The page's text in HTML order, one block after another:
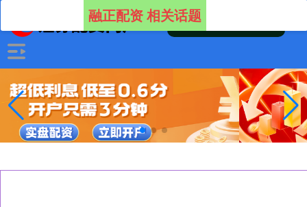
融正配资 相关话题